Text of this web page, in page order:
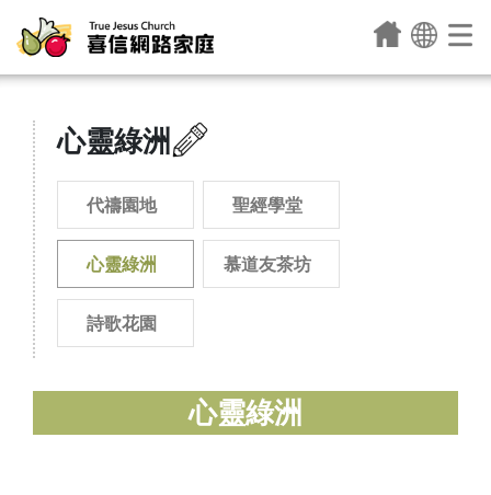
心靈綠洲
代禱園地 聖經學堂
心靈綠洲 慕道友茶坊
詩歌花園
心靈綠洲